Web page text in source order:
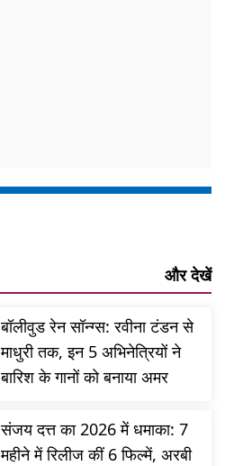
और देखें
बॉलीवुड रेन सॉन्ग्स: रवीना टंडन से
माधुरी तक, इन 5 अभिनेत्रियों ने
बारिश के गानों को बनाया अमर
संजय दत्त का 2026 में धमाका: 7
महीने में रिलीज कीं 6 फिल्में, अरबी